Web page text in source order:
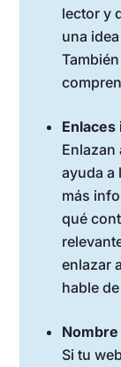
lector y
una
ayuda a
más
qué
enlazar
hable
Si tu